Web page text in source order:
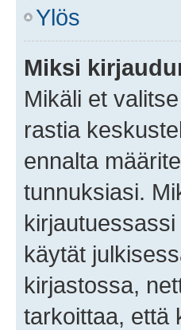
Ylös
Miksi
Mikäli et valitse
rastia
ennalta
tunnuksiasi.
käytät
kirjastossa,
tarkoittaa, että